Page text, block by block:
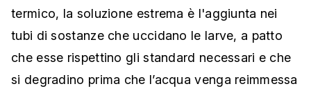
termico, la soluzione estrema è l'aggiunta nei
tubi di sostanze che uccidano le larve, a patto
che esse rispettino gli standard necessari e che
si degradino prima che l’acqua venga reimmessa